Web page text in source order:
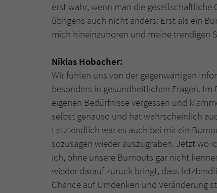
erst wahr, wenn man die
übrigens auch nicht anders: Erst als ein
mich hineinzuhören und meine trendigen
Niklas Hobacher:
Wir fühlen uns von der gegenwärtigen
besonders in gesundheitlichen Fragen.
eigenen Bedürfnisse vergessen und
selbst genauso und hat wahrscheinlich
Letztendlich war es auch bei mir ein
sozusagen wieder auszugraben. Jetzt wo
ich, ohne unsere Burnouts gar nicht
wieder darauf zurück bringt, dass
Chance auf Umdenken und Veränderung